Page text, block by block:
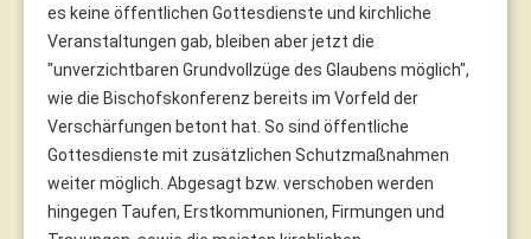
es keine öffentlichen Gottesdienste und kirchliche
Veranstaltungen gab, bleiben aber jetzt die
"unverzichtbaren Grundvollzüge des Glaubens möglich",
wie die Bischofskonferenz bereits im Vorfeld der
Verschärfungen betont hat. So sind öffentliche
Gottesdienste mit zusätzlichen Schutzmaßnahmen
weiter möglich. Abgesagt bzw. verschoben werden
hingegen Taufen, Erstkommunionen, Firmungen und